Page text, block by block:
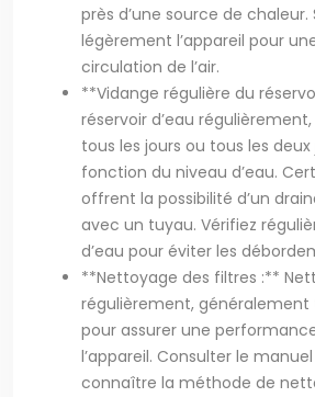
près d’une source de chaleur.
légèrement l’appareil pour
circulation de l’air.
**Vidange régulière du
réservoir d’eau
tous les jours ou tous les deux
fonction du niveau d’eau.
offrent la possibilité d’un
avec un tuyau. Vérifiez
d’eau pour éviter les
**Nettoyage des filtres :**
régulièrement, généralement
pour assurer une
l’appareil. Consulter le
connaître la méthode de